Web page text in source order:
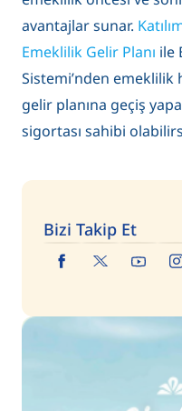
avantajlar sunar.
Emeklilik Gelir Planı ile
Sistemi’nden emeklilik
gelir planına geçiş
sigortası sahibi
Bizi Takip Et